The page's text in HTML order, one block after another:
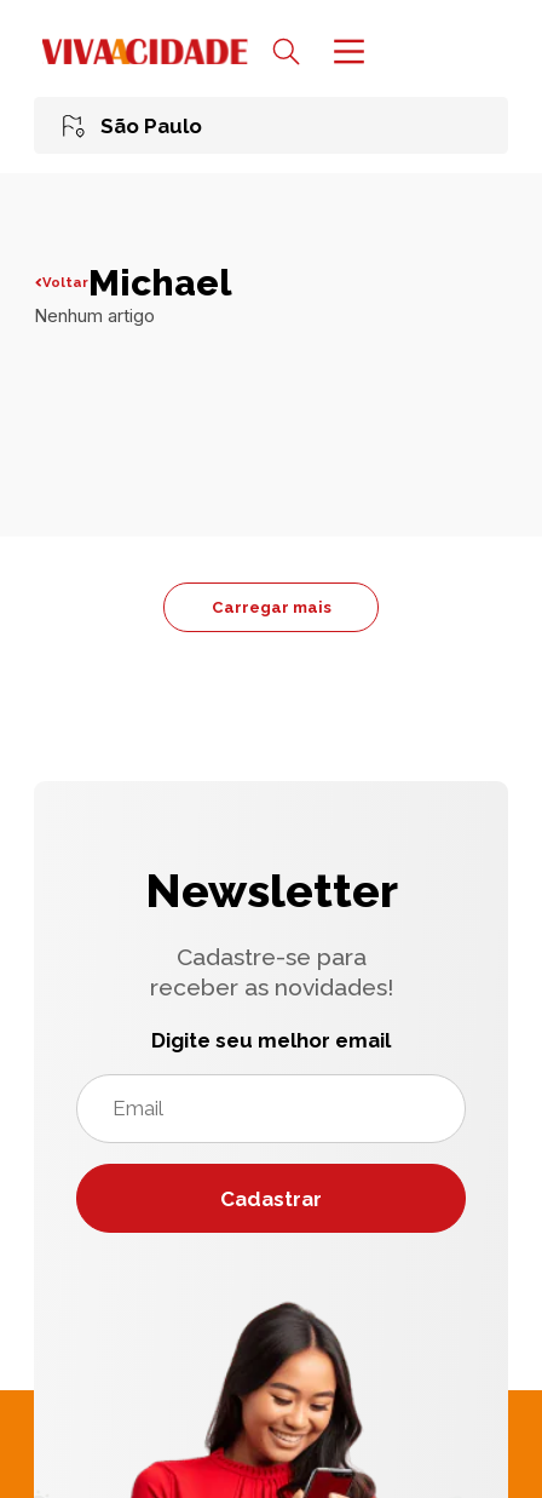
São Paulo
VoltarMichael
Nenhum artigo
Carregar mais
Newsletter
Cadastre-se para
receber as novidades!
Digite seu melhor email